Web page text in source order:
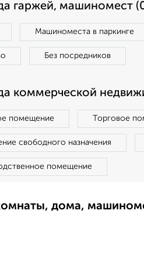
гаржей, машиномест
Машиноместа в паркинге
Без посредников
коммерческой
помещение Торговое
свободного назначения
помещение
дома,